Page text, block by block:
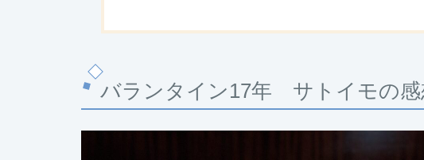
バランタイン17年 サトイモの感